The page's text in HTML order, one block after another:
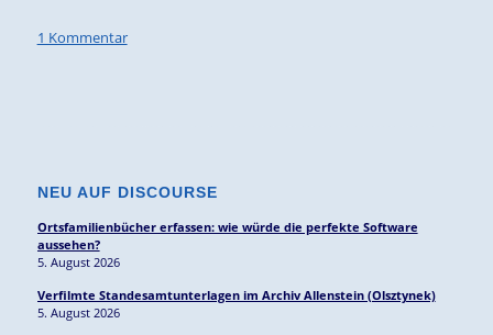
1 Kommentar
NEU AUF DISCOURSE
Ortsfamilienbücher erfassen: wie würde die perfekte Software
aussehen?
5. August 2026
Verfilmte Standesamtunterlagen im Archiv Allenstein (Olsztynek)
5. August 2026